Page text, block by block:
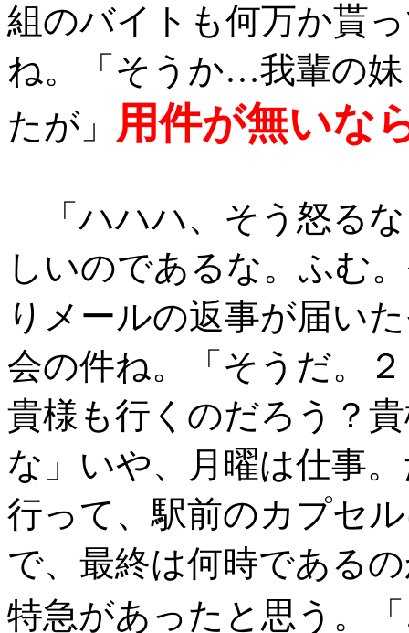
組のバイトも何万か貰
ね。「そうか…我輩の
たが」 用件が無いな
「ハハハ、そう怒る
しいのであるな。ふむ
りメールの返事が届い
会の件ね。「そうだ。
貴様も行くのだろう？
な」いや、月曜は仕事
行って、駅前のカプセ
で、最終は何時である
特急があったと思う。